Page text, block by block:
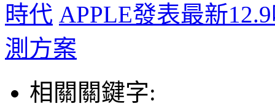
時代 APPLE發表最新
測方案
相關關鍵字: